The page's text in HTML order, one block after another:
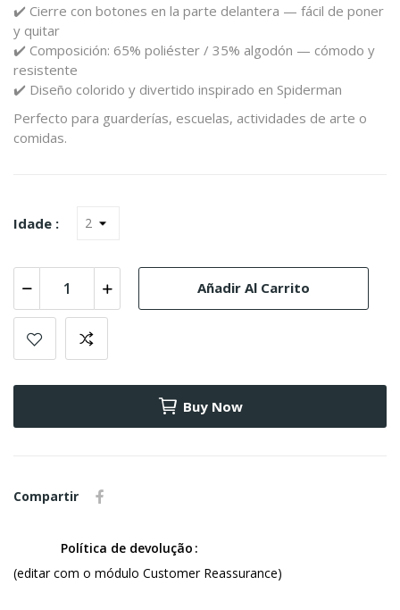
✔️ Cierre con botones en la parte delantera — fácil de poner
y quitar
✔️ Composición: 65% poliéster / 35% algodón — cómodo y
resistente
✔️ Diseño colorido y divertido inspirado en Spiderman
Perfecto para guarderías, escuelas, actividades de arte o
comidas.
Idade :
Añadir Al Carrito
Buy Now
Compartir
Política de devolução
(editar com o módulo Customer Reassurance)